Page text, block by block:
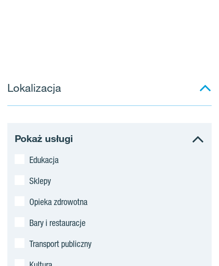
Lokalizacja
Pokaż usługi
Edukacja
Sklepy
Opieka zdrowotna
Bary i restauracje
Transport publiczny